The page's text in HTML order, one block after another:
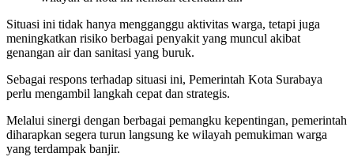
Situasi ini tidak hanya mengganggu aktivitas warga, tetapi juga
meningkatkan risiko berbagai penyakit yang muncul akibat
genangan air dan sanitasi yang buruk.
Sebagai respons terhadap situasi ini, Pemerintah Kota Surabaya
perlu mengambil langkah cepat dan strategis.
Melalui sinergi dengan berbagai pemangku kepentingan, pemerintah
diharapkan segera turun langsung ke wilayah pemukiman warga
yang terdampak banjir.